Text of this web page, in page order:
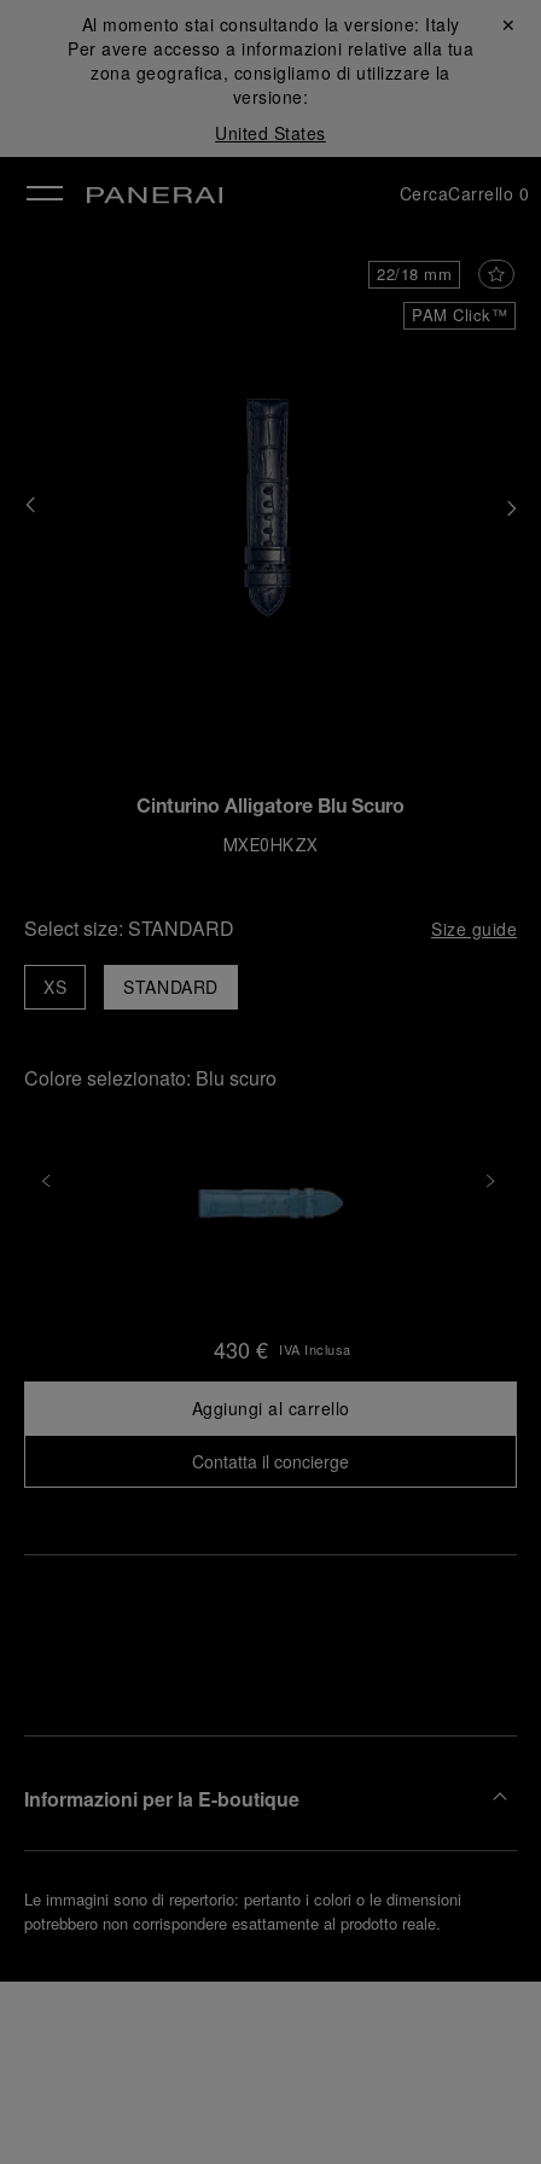
Al momento stai consultando la versione: Italy
Per avere accesso a informazioni relative alla tua
zona geografica, consigliamo di utilizzare la
versione:
United States
Chiudi ✕
CercaCarrello 0
PAM Click™
22/18 mm
Cinturino Alligatore Blu Scuro
MXE0HKZX
Select size: STANDARD Size guide
STANDARD
XS
Colore selezionato: Blu scuro
430 € IVA Inclusa
Aggiungi al carrello
Contatta il concierge
Informazioni per la E-boutique
Le immagini sono di repertorio: pertanto i colori o le dimensioni
potrebbero non corrispondere esattamente al prodotto reale.